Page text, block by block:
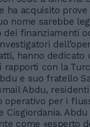
ha acquisito
nome sarebbe
dei finanziamenti
hanno dedicato
rapporti con la
e suo fratello
Abdu,
operativo per i
Cisgiordania.
come «esperto